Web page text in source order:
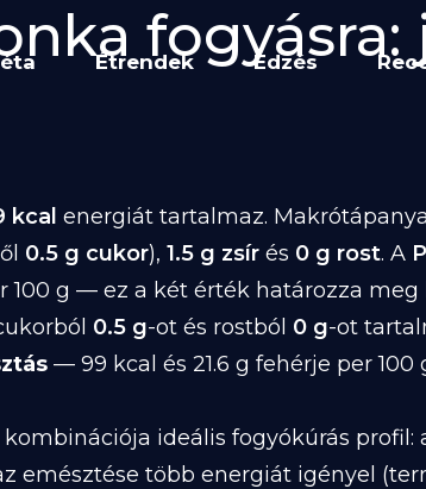
Étrendek Edzés
fogyásra:
kcal energiát tartalmaz.
0.5 g cukor), 1.5 g zsír és 0 g rost. A
100 g — ez a két érték határozza
0.5 g-ot és rostból 0 g-ot
— 99 kcal és 21.6 g fehérje per
ideális fogyókúrás profil:
emésztése több energiát igényel